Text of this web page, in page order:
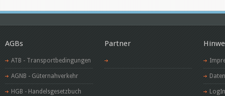
AGBs
ATB - Transportbedingungen
AGNB - Güternahverkehr
HGB - Handelsgesetzbuch
Partner